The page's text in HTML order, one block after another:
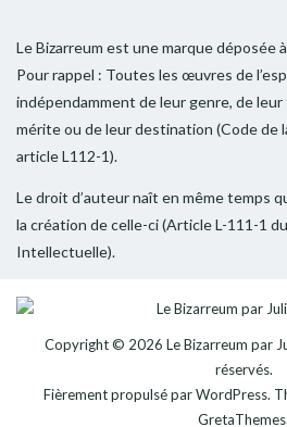
Le Bizarreum est une marque déposée
Pour rappel : Toutes les œuvres de
indépendamment de leur genre, de leur
mérite ou de leur destination (Code de
article L112-1).
Le droit d’auteur naît en même temps
la création de celle-ci (Article L-111-1
Intellectuelle).
Copyright © 2026 Le Bizarreum par
réservés.
Fièrement propulsé parWordPress.
GretaThemes.